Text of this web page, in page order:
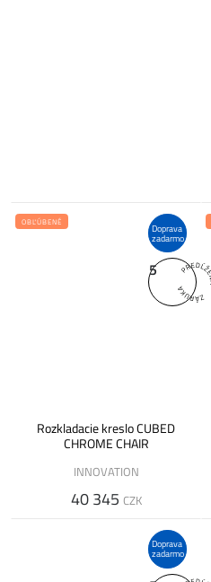
Doprava
zadarmo
5
OBĽÚBENÉ
Rozkladacie kreslo CUBED
CHROME CHAIR
INNOVATION
40 345 CZK
Doprava
zadarmo